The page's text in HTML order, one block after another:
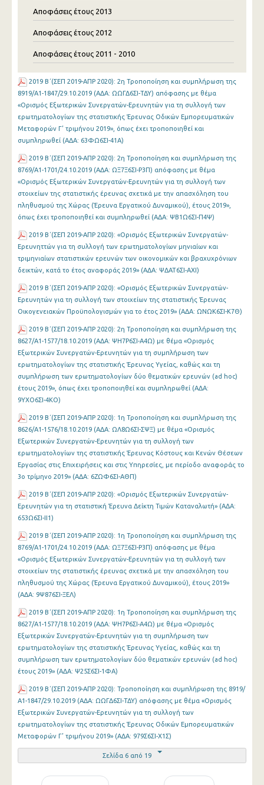
Αποφάσεις έτους 2013
Αποφάσεις έτους 2012
Αποφάσεις έτους 2011 - 2010
2019 Β΄(ΣΕΠ 2019-ΑΠΡ 2020): 2η Τροποποίηση και συμπλήρωση της
8919/Α1-1847/29.10.2019 (ΑΔΑ: ΩΩΓΔ6ΣΙ-ΤΔΥ) απόφασης με θέμα
«Ορισμός Εξωτερικών Συνεργατών-Ερευνητών για τη συλλογή των
ερωτηματολογίων της στατιστικής Έρευνας Οδικών Εμπορευματικών
Μεταφορών Γ’ τριμήνου 2019», όπως έχει τροποποιηθεί και
συμπληρωθεί (ΑΔΑ: 63ΦΩ6ΣΙ-41Α)
2019 Β΄(ΣΕΠ 2019-ΑΠΡ 2020): 2η Τροποποίηση και συμπλήρωση της
8769/Α1-1701/24.10.2019 (ΑΔΑ: ΩΞ7Ξ6ΣΙ-Ρ3Π) απόφασης με θέμα
«Ορισμός Εξωτερικών Συνεργατών-Ερευνητών για τη συλλογή των
στοιχείων της στατιστικής έρευνας σχετικά με την απασχόληση του
πληθυσμού της Χώρας (Έρευνα Εργατικού Δυναμικού), έτους 2019»,
όπως έχει τροποποιηθεί και συμπληρωθεί (ΑΔΑ: ΨΒ1Ω6ΣΙ-Π4Ψ)
2019 Β΄(ΣΕΠ 2019-ΑΠΡ 2020): «Ορισμός Εξωτερικών Συνεργατών-
Ερευνηττών για τη συλλογή των ερωτηματολογίων μηνιαίων και
τριμηνιαίων στατιστικών ερευνών των οικονομικών και βραχυχρόνιων
δεικτών, κατά το έτος αναφοράς 2019» (ΑΔΑ: ΨΔΑΤ6ΣΙ-ΑΧΙ)
2019 Β΄(ΣΕΠ 2019-ΑΠΡ 2020): «Ορισμός Εξωτερικών Συνεργατών-
Ερευνητών για τη συλλογή των στοιχείων της στατιστικής Έρευνας
Οικογενειακών Προϋπολογισμών για το έτος 2019» (ΑΔΑ: ΩΝΩΚ6ΣΙ-Κ7Θ)
2019 Β΄(ΣΕΠ 2019-ΑΠΡ 2020): 2η Τροποποίηση και συμπλήρωση της
8627/Α1-1577/18.10.2019 (ΑΔΑ: ΨΗ7Ρ6ΣΙ-Α4Ω) με θέμα «Ορισμός
Εξωτερικών Συνεργατών-Ερευνητών για τη συμπλήρωση των
ερωτηματολογίων της στατιστικής Έρευνας Υγείας, καθώς και τη
συμπλήρωση των ερωτηματολογίων δύο θεματικών ερευνών (ad hoc)
έτους 2019», όπως έχει τροποποιηθεί και συμπληρωθεί (ΑΔΑ:
9ΥΧΟ6ΣΙ-4ΚΟ)
2019 Β΄(ΣΕΠ 2019-ΑΠΡ 2020): 1η Τροποποίηση και συμπλήρωση της
8626/Α1-1576/18.10.2019 (ΑΔΑ: ΩΛ8Ω6ΣΙ-ΣΨΞ) με θέμα «Ορισμός
Εξωτερικών Συνεργατών-Ερευνητών για τη συλλογή των
ερωτηματολογίων της στατιστικής Έρευνας Κόστους και Κενών Θέσεων
Εργασίας στις Επιχειρήσεις και στις Υπηρεσίες, με περίοδο αναφοράς το
3ο τρίμηνο 2019» (ΑΔΑ: 6ΖΩΦ6ΣΙ-ΑΘΠ)
2019 Β΄(ΣΕΠ 2019-ΑΠΡ 2020): «Ορισμός Εξωτερικών Συνεργατών-
Ερευνητών για τη στατιστική Έρευνα Δείκτη Τιμών Καταναλωτή» (ΑΔΑ:
653Ω6ΣΙ-ΙΙ1)
2019 Β΄(ΣΕΠ 2019-ΑΠΡ 2020): 1η Τροποποίηση και συμπλήρωση της
8769/Α1-1701/24.10.2019 (ΑΔΑ: ΩΞ7Ξ6ΣΙ-Ρ3Π) απόφασης με θέμα
«Ορισμός Εξωτερικών Συνεργατών-Ερευνητών για τη συλλογή των
στοιχείων της στατιστικής έρευνας σχετικά με την απασχόληση του
πληθυσμού της Χώρας (Έρευνα Εργατικού Δυναμικού), έτους 2019»
(ΑΔΑ: 9Ψ876ΣΙ-ΞΕΛ)
2019 Β΄(ΣΕΠ 2019-ΑΠΡ 2020): 1η Τροποποίηση και συμπλήρωση της
8627/Α1-1577/18.10.2019 (ΑΔΑ: ΨΗ7Ρ6ΣΙ-Α4Ω) με θέμα «Ορισμός
Εξωτερικών Συνεργατών-Ερευνητών για τη συμπλήρωση των
ερωτηματολογίων της στατιστικής Έρευνας Υγείας, καθώς και τη
συμπλήρωση των ερωτηματολογίων δύο θεματικών ερευνών (ad hoc)
έτους 2019» (ΑΔΑ: Ψ25Σ6ΣΙ-1ΦΑ)
2019 Β΄(ΣΕΠ 2019-ΑΠΡ 2020): Τροποποίηση και συμπλήρωση της 8919/
Α1-1847/29.10.2019 (ΑΔΑ: ΩΩΓΔ6ΣΙ-ΤΔΥ) απόφασης με θέμα «Ορισμός
Εξωτερικών Συνεργατών-Ερευνητών για τη συλλογή των
ερωτηματολογίων της στατιστικής Έρευνας Οδικών Εμπορευματικών
Μεταφορών Γ’ τριμήνου 2019» (ΑΔΑ: 979Σ6ΣΙ-Χ1Σ)
Σελίδα 6 από 19